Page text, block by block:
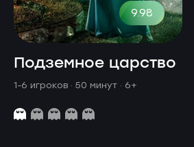
9.98
Подземное царство
1-6 игроков · 50 минут · 6+